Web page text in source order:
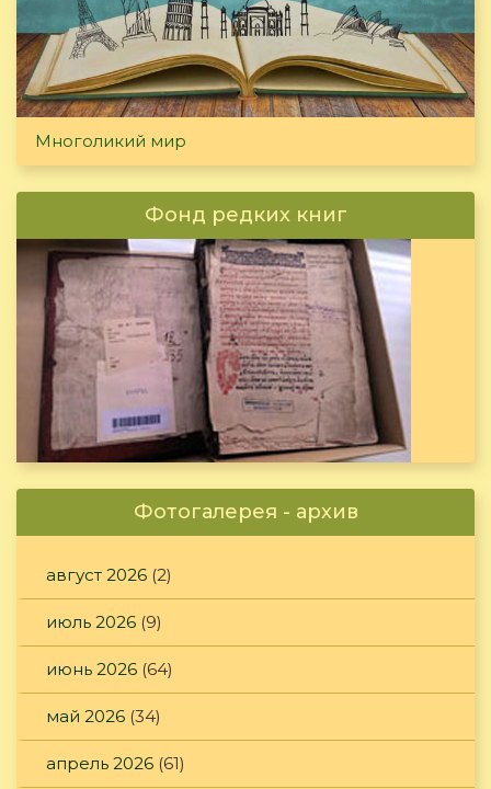
Многоликий мир
Фонд редких книг
Фотогалерея - архив
август 2026 (2)
июль 2026 (9)
июнь 2026 (64)
май 2026 (34)
апрель 2026 (61)